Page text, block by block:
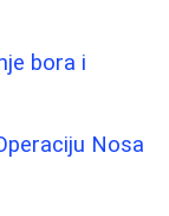
bora i
Nosa